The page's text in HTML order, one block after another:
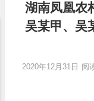
湖南凤凰农
吴某甲、吴
2020年12月31日 阅